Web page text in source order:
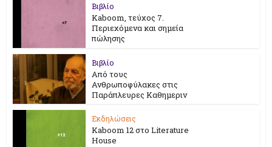
Βιβλίο
Kaboom, τεύχος 7.
Περιεχόμενα και σημεία
πώλησης
Βιβλίο
Από τους
Ανθρωποφύλακες στις
Παράπλευρες Καθημεριν
Εκδηλώσεις
Kaboom 12 στο Literature
House